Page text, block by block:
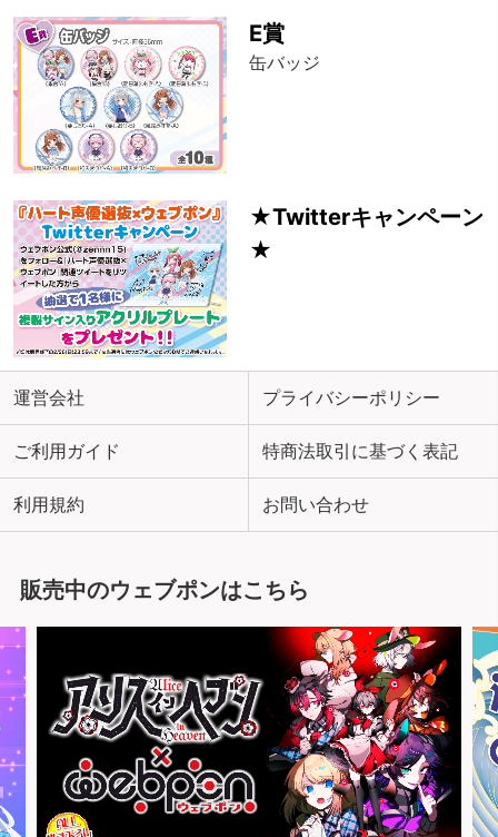
E賞
缶バッジ
★Twitterキャンペーン
★
運営会社 プライバシーポリシー
ご利用ガイド 特商法取引に基づく表記
利用規約 お問い合わせ
販売中のウェブポンはこちら